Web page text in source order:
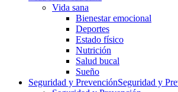
Vida sana
Bienestar emocional
Deportes
Estado físico
Nutrición
Salud bucal
Sueño
Seguridad y PrevenciónSeguridad y